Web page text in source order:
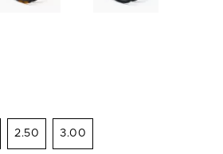
2.50 3.00